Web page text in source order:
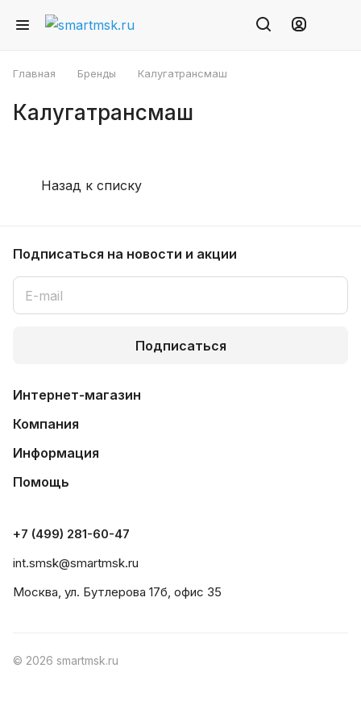
Главная Бренды Калугатрансмаш
Калугатрансмаш
Назад к списку
Подписаться на новости и акции
Подписаться
Интернет-магазин
Компания
Информация
Помощь
+7 (499) 281-60-47
int.smsk@smartmsk.ru
Москва, ул. Бутлерова 17б, офис 35
© 2026 smartmsk.ru